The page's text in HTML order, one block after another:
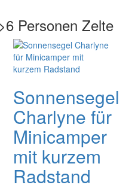
Personen Zelte
Sonnensegel
Charlyne für
Minicamper
mit kurzem
Radstand